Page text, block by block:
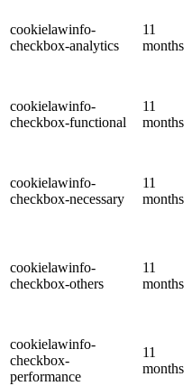
cookielawinfo-
checkbox-analytics
11
months
cookielawinfo-
checkbox-functional
11
months
cookielawinfo-
checkbox-necessary
11
months
cookielawinfo-
checkbox-others
11
months
cookielawinfo-
checkbox-
performance
11
months